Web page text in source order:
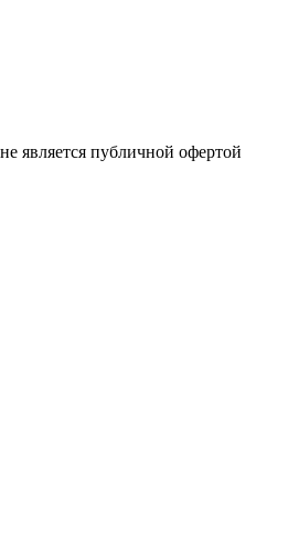
является публичной офертой